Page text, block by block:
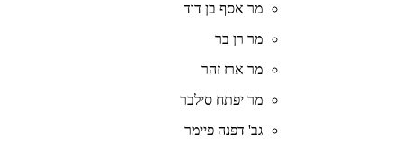
מר אסף בן דוד
מר רן בר
מר ארז זהר
מר יפתח סילבר
גב' דפנה פיימר